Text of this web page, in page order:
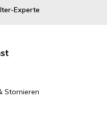
Experte
Stornieren